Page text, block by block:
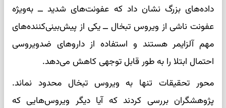
داده‌های بزرگ نشان داد که عفونت‌های شدید ــ به‌ویژه
عفونت ناشی از ویروس تبخال ــ یکی از پیش‌بینی‌کننده‌های
مهم آلزایمر هستند و استفاده از داروهای ضدویروسی
احتمال ابتلا را به طور قابل توجهی کاهش می‌دهد.
محور تحقیقات تنها به ویروس تبخال محدود نماند.
پژوهشگران بررسی کردند که آیا دیگر ویروس‌هایی که